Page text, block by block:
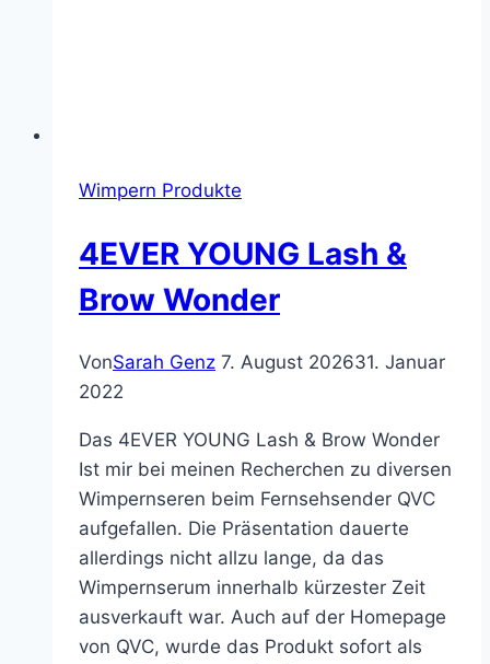
Wimpern Produkte
4EVER YOUNG Lash &
Brow Wonder
VonSarah Genz 7. August 202631. Januar
2022
Das 4EVER YOUNG Lash & Brow Wonder
Ist mir bei meinen Recherchen zu diversen
Wimpernseren beim Fernsehsender QVC
aufgefallen. Die Präsentation dauerte
allerdings nicht allzu lange, da das
Wimpernserum innerhalb kürzester Zeit
ausverkauft war. Auch auf der Homepage
von QVC, wurde das Produkt sofort als